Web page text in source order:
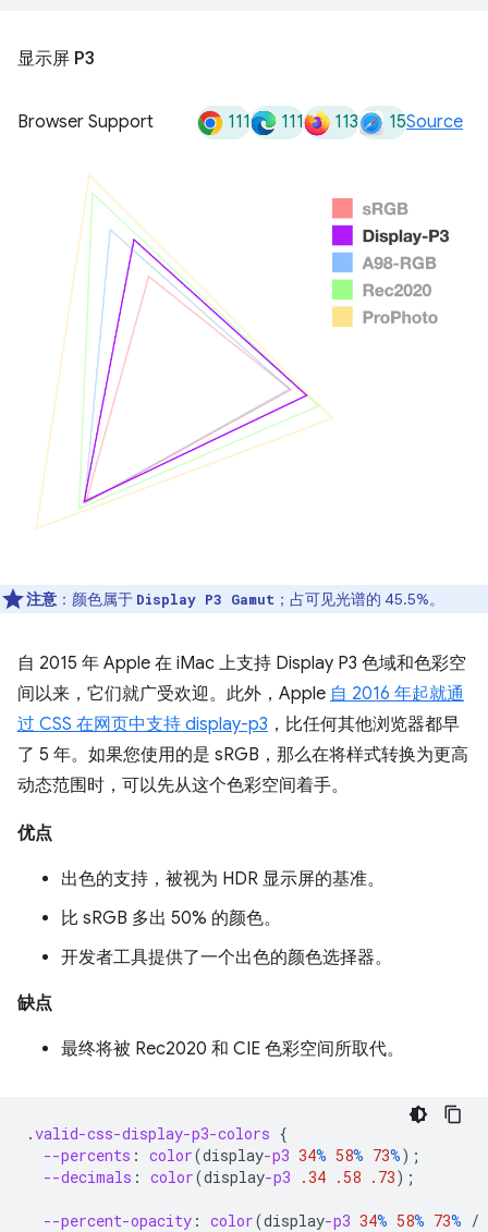
显示屏 P3
Browser Support 111 111 113 15Source
注意 ：颜色属于 Display P3 Gamut ；占可见光谱的 45.5%。
自 2015 年 Apple 在 iMac 上支持 Display P3 色域和色彩空
间以来，它们就广受欢迎。此外，Apple 自 2016 年起就通
过 CSS 在网页中支持 display-p3 ，比任何其他浏览器都早
了 5 年。如果您使用的是 sRGB，那么在将样式转换为更高
动态范围时，可以先从这个色彩空间着手。
优点
出色的支持，被视为 HDR 显示屏的基准。
比 sRGB 多出 50% 的颜色。
开发者工具提供了一个出色的颜色选择器。
缺点
最终将被 Rec2020 和 CIE 色彩空间所取代。
.valid-css-display-p3-colors {
--percents : color(display-p3 34% 58% 73%);
--decimals : color(display-p3 .34 .58 .73);
--percent-opacity : color(display-p3 34% 58% 73% /